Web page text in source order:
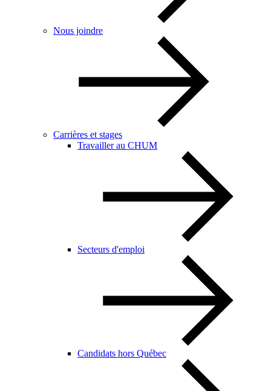
Nous joindre
Carrières et stages
Travailler au CHUM
Secteurs d'emploi
Candidats hors Québec